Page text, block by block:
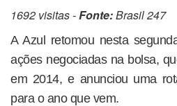
1692 visitas -Fonte:Brasil 247
A Azul retomou nesta
ações negociadas na bolsa,
em 2014, e anunciou uma
para o ano que vem.